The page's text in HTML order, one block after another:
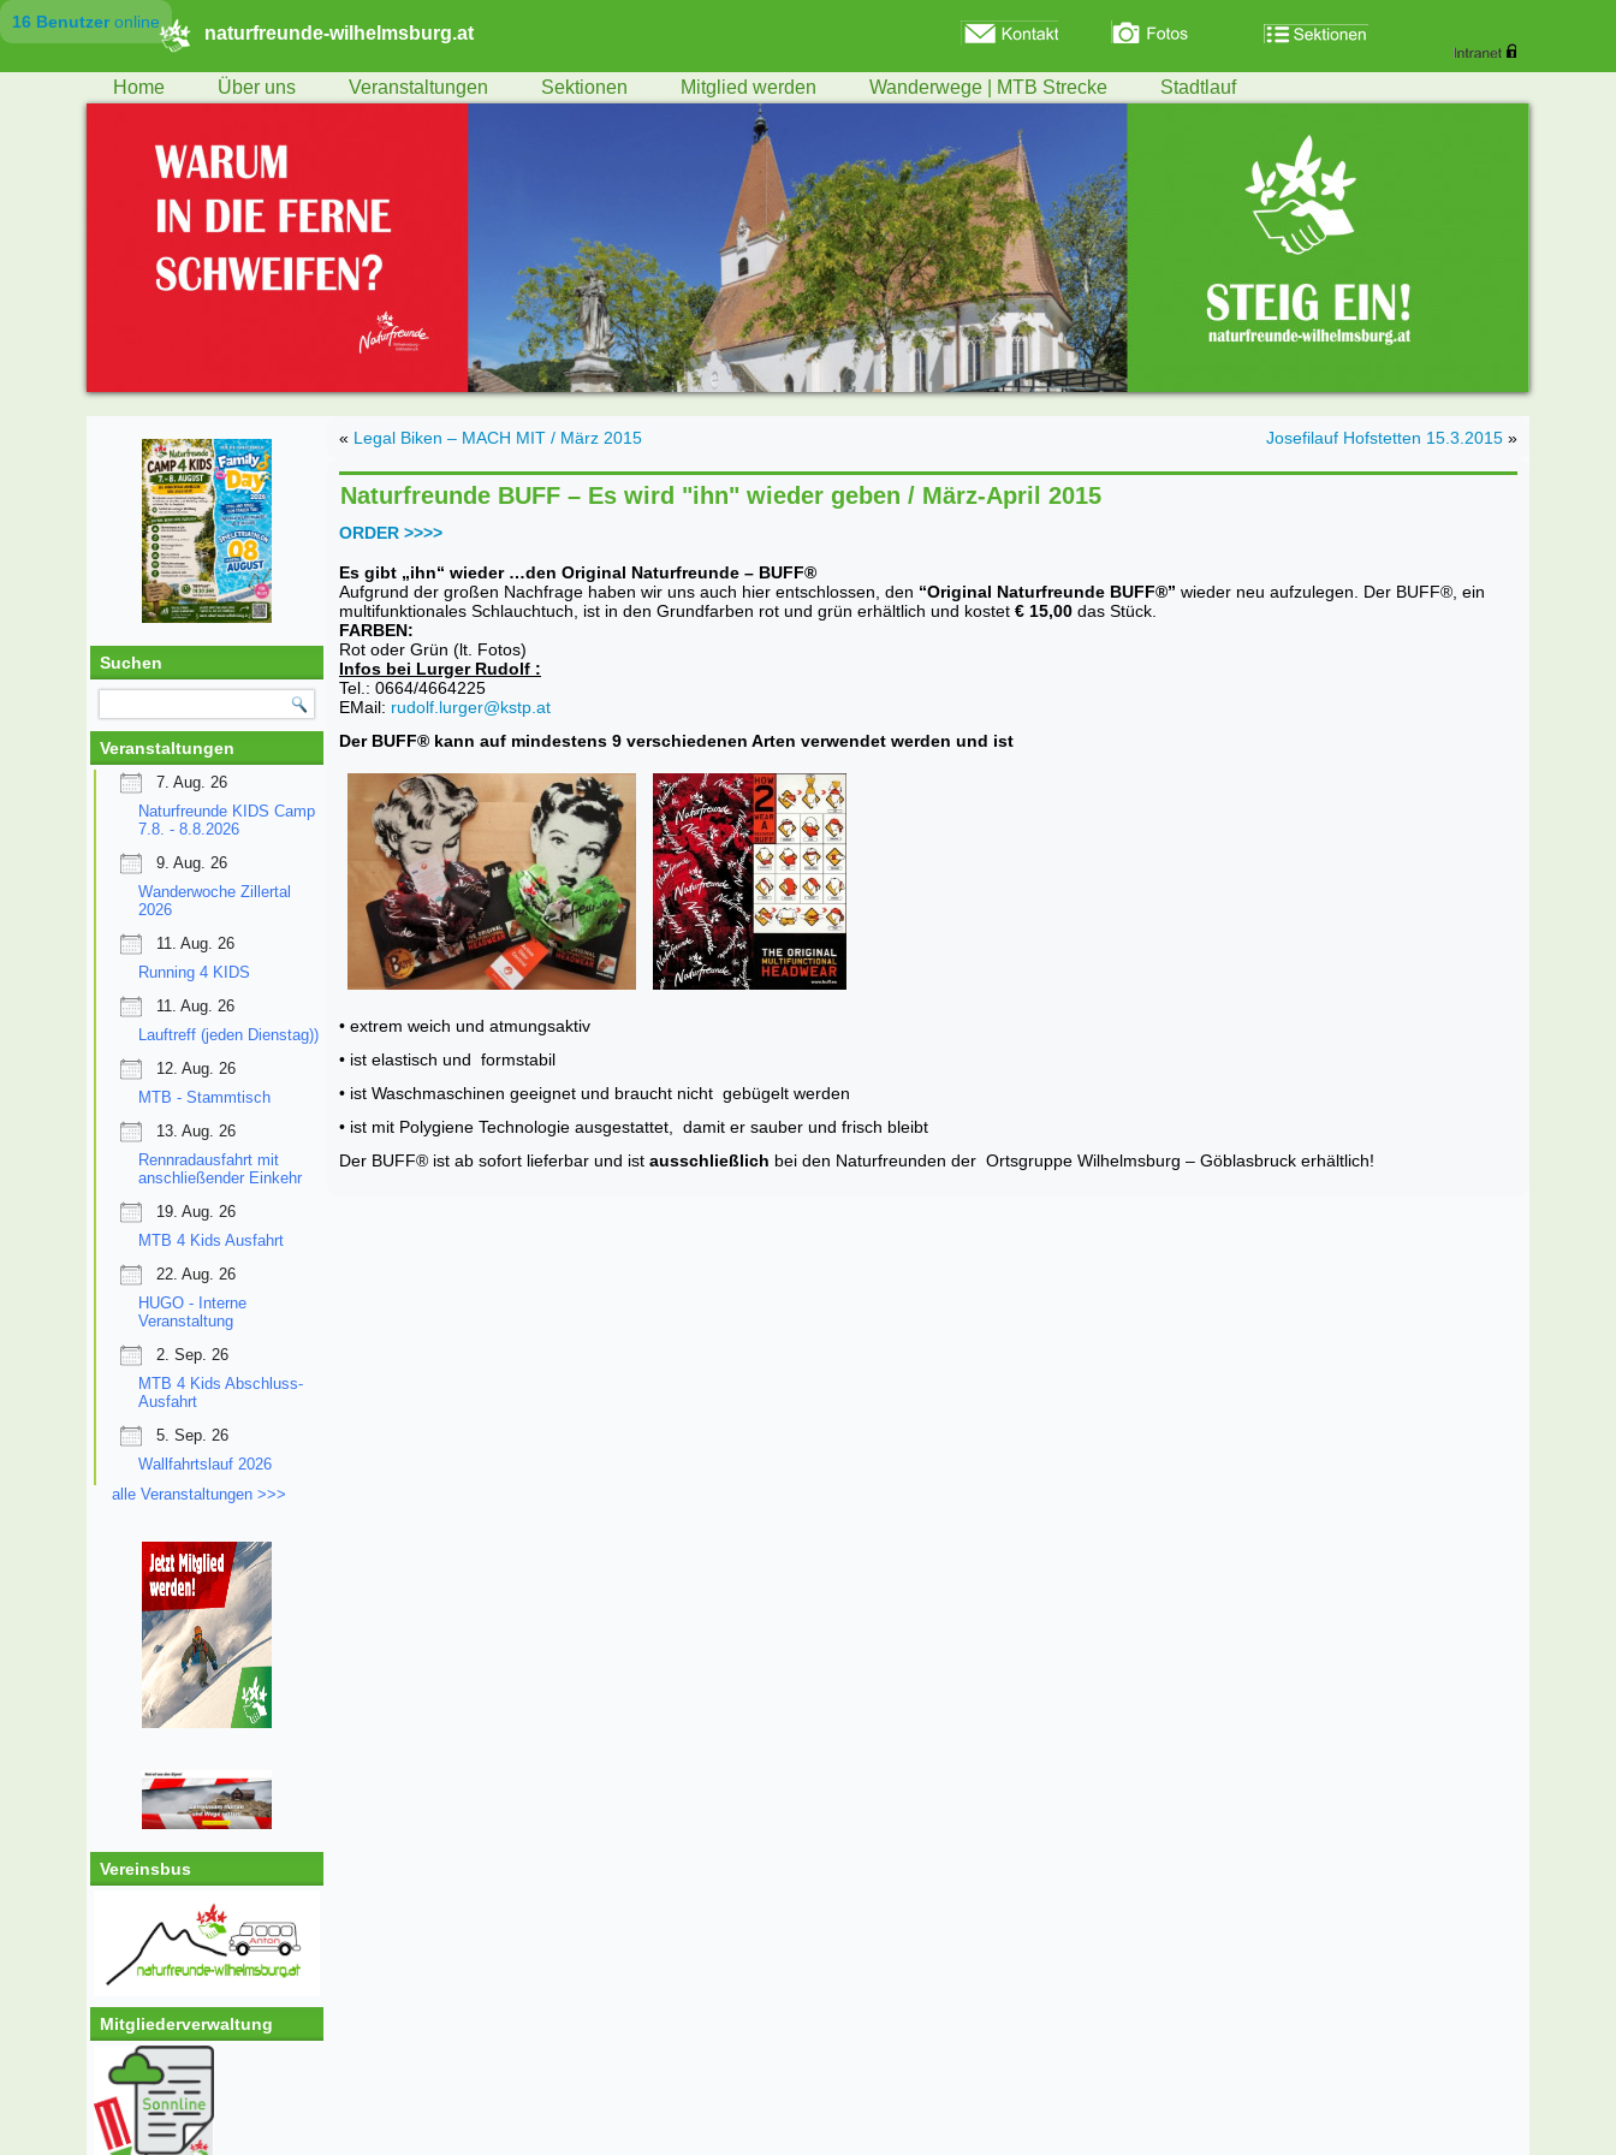
16 Benutzeronline
naturfreunde-wilhelmsburg.at
Home Über uns Veranstaltungen Sektionen Mitglied werden Wanderwege | MTB Strecke Stadtlauf
Suchen
Veranstaltungen
7. Aug. 26
Naturfreunde KIDS Camp
7.8. - 8.8.2026
9. Aug. 26
Wanderwoche Zillertal
2026
11. Aug. 26
Running 4 KIDS
11. Aug. 26
Lauftreff (jeden Dienstag))
12. Aug. 26
MTB - Stammtisch
13. Aug. 26
Rennradausfahrt mit
anschließender Einkehr
19. Aug. 26
MTB 4 Kids Ausfahrt
22. Aug. 26
HUGO - Interne
Veranstaltung
2. Sep. 26
MTB 4 Kids Abschluss-
Ausfahrt
5. Sep. 26
Wallfahrtslauf 2026
alle Veranstaltungen >>>
Vereinsbus
Mitgliederverwaltung
« Legal Biken – MACH MIT / März 2015 Josefilauf Hofstetten 15.3.2015 »
Naturfreunde BUFF – Es wird "ihn" wieder geben / März-April 2015
ORDER >>>>
Es gibt „ihn“ wieder …den Original Naturfreunde – BUFF®
Aufgrund der großen Nachfrage haben wir uns auch hier entschlossen, den “Original Naturfreunde BUFF®” wieder neu aufzulegen. Der BUFF®, ein
multifunktionales Schlauchtuch, ist in den Grundfarben rot und grün erhältlich und kostet € 15,00 das Stück.
FARBEN:
Rot oder Grün (lt. Fotos)
Infos bei Lurger Rudolf :
Tel.: 0664/4664225
EMail: rudolf.lurger@kstp.at
Der BUFF® kann auf mindestens 9 verschiedenen Arten verwendet werden und ist
• extrem weich und atmungsaktiv
• ist elastisch und formstabil
• ist Waschmaschinen geeignet und braucht nicht gebügelt werden
• ist mit Polygiene Technologie ausgestattet, damit er sauber und frisch bleibt
Der BUFF® ist ab sofort lieferbar und ist ausschließlich bei den Naturfreunden der Ortsgruppe Wilhelmsburg – Göblasbruck erhältlich!